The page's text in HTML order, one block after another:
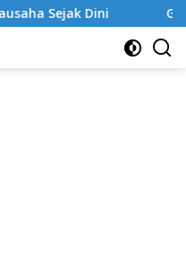
Dini GratisPol